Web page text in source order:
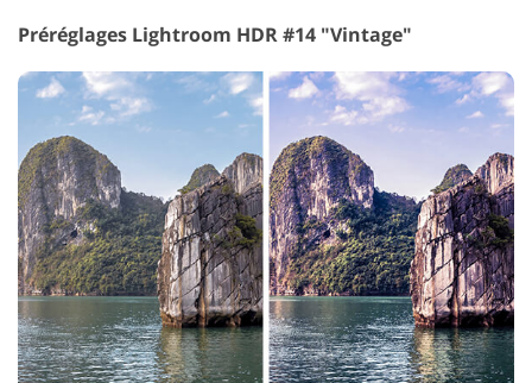
Préréglages Lightroom HDR #14 "Vintage"